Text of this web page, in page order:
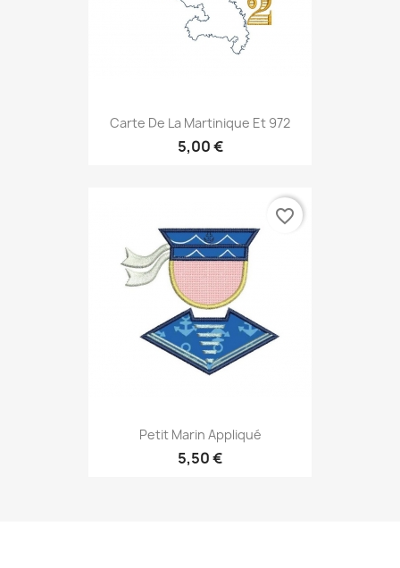
Carte De La Martinique Et 972
5,00 €
Petit Marin Appliqué
5,50 €
favorite_border